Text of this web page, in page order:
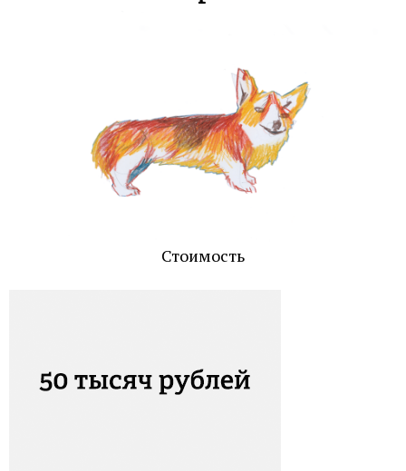
Стоимость